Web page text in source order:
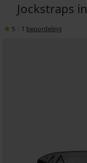
Jockstraps
5 1 beoordeling